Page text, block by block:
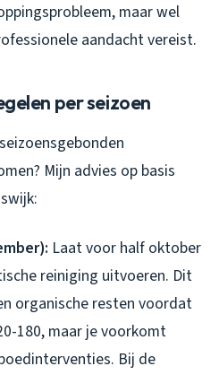
maar wel
aandacht vereist.
per seizoen
Mijn advies op basis
Laat voor half oktober
reiniging uitvoeren. Dit
organische resten voordat
180, maar je voorkomt
Bij de